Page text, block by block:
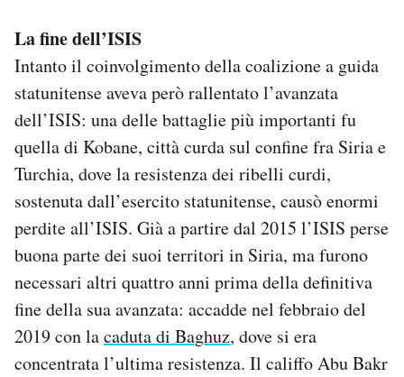
La fine dell’ISIS
Intanto il coinvolgimento della coalizione a guida
statunitense aveva però rallentato l’avanzata
dell’ISIS: una delle battaglie più importanti fu
quella di Kobane, città curda sul confine fra Siria e
Turchia, dove la resistenza dei ribelli curdi,
sostenuta dall’esercito statunitense, causò enormi
perdite all’ISIS. Già a partire dal 2015 l’ISIS perse
buona parte dei suoi territori in Siria, ma furono
necessari altri quattro anni prima della definitiva
fine della sua avanzata: accadde nel febbraio del
2019 con lacaduta di Baghuz, dove si era
concentrata l’ultima resistenza. Il califfo Abu Bakr